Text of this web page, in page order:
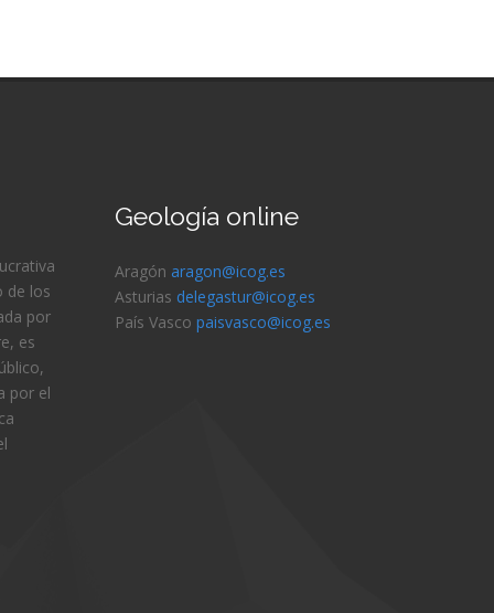
de los
por
es
por el
Geología online
Aragón aragon@icog.es
Asturias delegastur@icog.es
País Vasco paisvasco@icog.es